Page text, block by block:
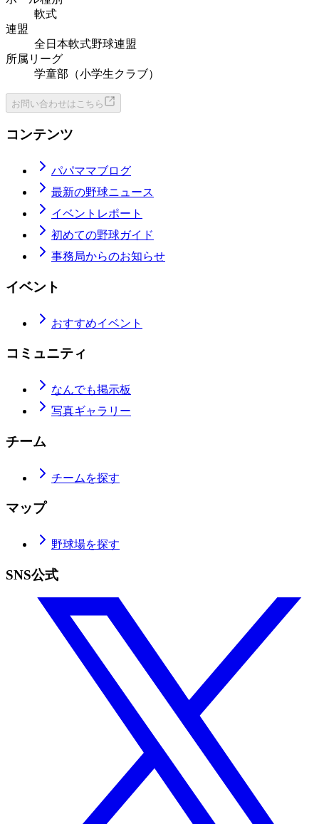
軟式
連盟
全日本軟式野球連盟
所属リーグ
学童部（小学生クラブ）
お問い合わせはこちら
コンテンツ
パパママブログ
最新の野球ニュース
イベントレポート
初めての野球ガイド
事務局からのお知らせ
イベント
おすすめイベント
コミュニティ
なんでも掲示板
写真ギャラリー
チーム
チームを探す
マップ
野球場を探す
SNS公式